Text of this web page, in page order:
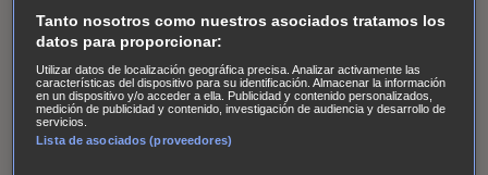
Circuito cerrado
Alert: Unidad
de personas desaparecidas
Ladrón de guante blanco Hannibal Daños y Perjuicios
AXN Masters of Sex Three PinesAccused Carter
Nevers
Tanto nosotros como nuestros asociados tratamos los
datos para proporcionar:
Utilizar datos de localización geográfica precisa. Analizar activamente las
características del dispositivo para su identificación. Almacenar la información
en un dispositivo y/o acceder a ella. Publicidad y contenido personalizados,
medición de publicidad y contenido, investigación de audiencia y desarrollo de
servicios.
Lista de asociados (proveedores)